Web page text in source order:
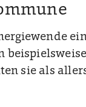
sie als